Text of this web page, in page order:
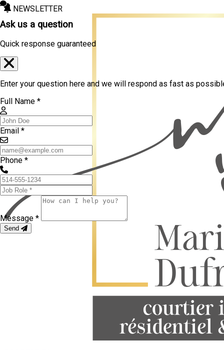
NEWSLETTER
Ask us a question
Quick response guaranteed
Enter your question here and we will respond as fast as
Full Name *
Email *
Phone *
Message *
Send